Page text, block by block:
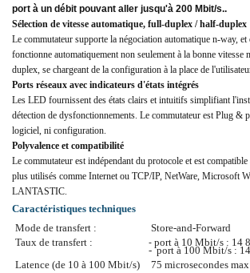
port à un débit pouvant aller jusqu'à 200 Mbit/s..
Sélection de vitesse automatique, full-duplex / half-duplex
Le commutateur supporte la négociation automatique n-way, et
fonctionne automatiquement non seulement à la bonne vitesse
duplex, se chargeant de la configuration à la place de
Ports réseaux avec indicateurs d'états intégrés
Les LED fournissent des états clairs et intuitifs simplifiant
détection de dysfonctionnements. Le commutateur est Plug &
logiciel, ni configuration.
Polyvalence et compatibilité
Le commutateur est indépendant du protocole et est
plus utilisés comme Internet ou TCP/IP, NetWare, Microsoft
LANTASTIC.
Caractéristiques techniques
Mode de transfert :
Store-and-Forward
Taux de transfert :
- port à 10 Mbit/s : 14
- port à 100 Mbit/s :
Latence (de 10 à 100 Mbit/s)
75 microsecondes